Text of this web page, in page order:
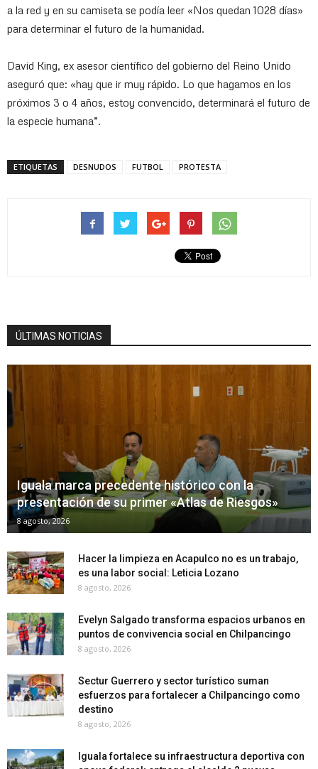
a la red y en su camiseta se podía leer «Nos quedan 1028 días»
para determinar el futuro de la humanidad.
David King, ex asesor científico del gobierno del Reino Unido
aseguró que: «hay que ir muy rápido. Lo que hagamos en los
próximos 3 o 4 años, estoy convencido, determinará el futuro de
la especie humana”.
ETIQUETAS DESNUDOS FUTBOL PROTESTA
ÚLTIMAS NOTICIAS
Iguala marca precedente histórico con la
presentación de su primer «Atlas de Riesgos»
8 agosto, 2026
Hacer la limpieza en Acapulco no es un trabajo,
es una labor social: Leticia Lozano
8 agosto, 2026
Evelyn Salgado transforma espacios urbanos en
puntos de convivencia social en Chilpancingo
8 agosto, 2026
Sectur Guerrero y sector turístico suman
esfuerzos para fortalecer a Chilpancingo como
destino
8 agosto, 2026
Iguala fortalece su infraestructura deportiva con